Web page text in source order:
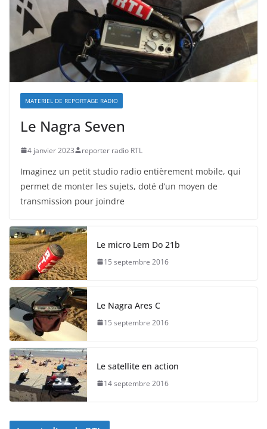
MATERIEL DE REPORTAGE RADIO
Le Nagra Seven
4 janvier 2023 reporter radio RTL
Imaginez un petit studio radio entièrement mobile, qui
permet de monter les sujets, doté d’un moyen de
transmission pour joindre
Le micro Lem Do 21b
15 septembre 2016
Le Nagra Ares C
15 septembre 2016
Le satellite en action
14 septembre 2016